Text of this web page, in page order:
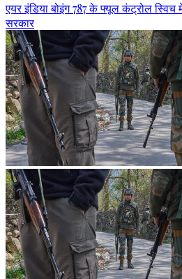
एयर इंडिया बोइंग 787 के फ्यूल कंट्रोल स्विच में
सरकार